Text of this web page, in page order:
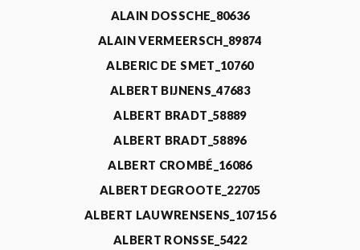
ALAIN DOSSCHE_80636
ALAIN VERMEERSCH_89874
ALBERIC DE SMET_10760
ALBERT BIJNENS_47683
ALBERT BRADT_58889
ALBERT BRADT_58896
ALBERT CROMBÉ_16086
ALBERT DEGROOTE_22705
ALBERT LAUWRENSENS_107156
ALBERT RONSSE_5422